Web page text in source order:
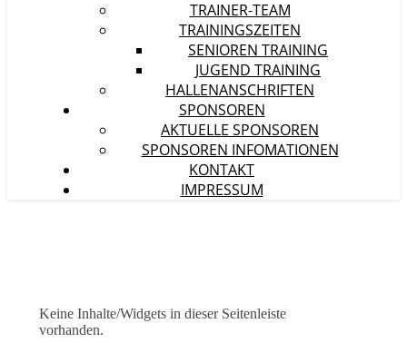
TRAINER-TEAM
TRAININGSZEITEN
SENIOREN TRAINING
JUGEND TRAINING
HALLENANSCHRIFTEN
SPONSOREN
AKTUELLE SPONSOREN
SPONSOREN INFOMATIONEN
KONTAKT
IMPRESSUM
Keine Inhalte/Widgets in dieser Seitenleiste
vorhanden.